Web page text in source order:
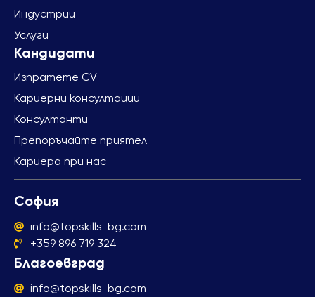
Индустрии
Услуги
Изпратете CV
Кариерни консултации
Консултанти
Препоръчайте приятел
Кариера при нас
София
info@topskills-bg.com
+359 896 719 324
Благоевград
info@topskills-bg.com